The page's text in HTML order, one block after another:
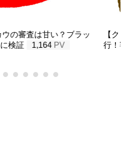
ウの審査は甘い？ブラッ
検証
1,164
【
行！